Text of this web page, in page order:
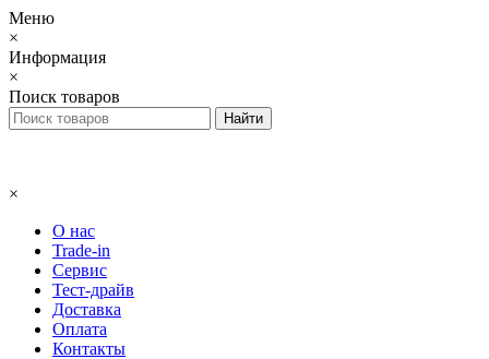
Меню
×
Информация
×
Поиск товаров
×
О нас
Trade-in
Сервис
Тест-драйв
Доставка
Оплата
Контакты